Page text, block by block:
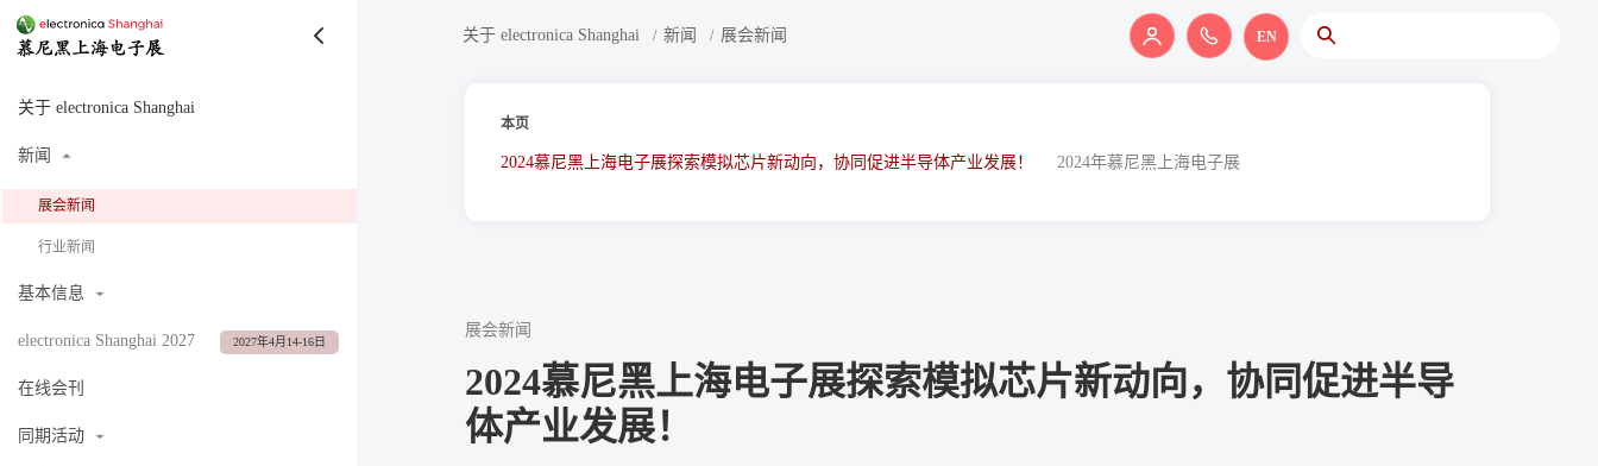
EN
关于 electronica Shanghai
新闻
展会新闻
行业新闻
基本信息
electronica Shanghai 2027 2027年4月14-16日
在线会刊
同期活动
关于 electronica Shanghai 新闻 展会新闻
本页
2024慕尼黑上海电子展探索模拟芯片新动向，协同促进半导体产业发展！ 2024年慕尼黑上海电子展
展会新闻
2024慕尼黑上海电子展探索模拟芯片新动向，协同促进半导
体产业发展！